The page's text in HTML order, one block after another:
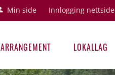
Min side Innlogging nettside
ARRANGEMENT LOKALLAG